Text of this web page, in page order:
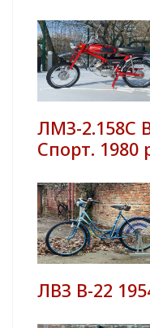
ЛМЗ-2.158С
Спорт. 1980
ЛВЗ В-22